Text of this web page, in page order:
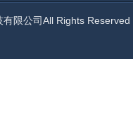
有限公司All Rights